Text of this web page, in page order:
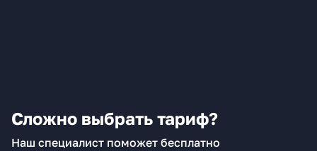
Сложно выбрать тариф?
Наш специалист поможет бесплатно